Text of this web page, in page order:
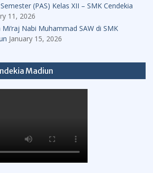
(PAS) Kelas XII – SMK Cendekia
11, 2026
Nabi Muhammad SAW di SMK
January 15, 2026
Madiun